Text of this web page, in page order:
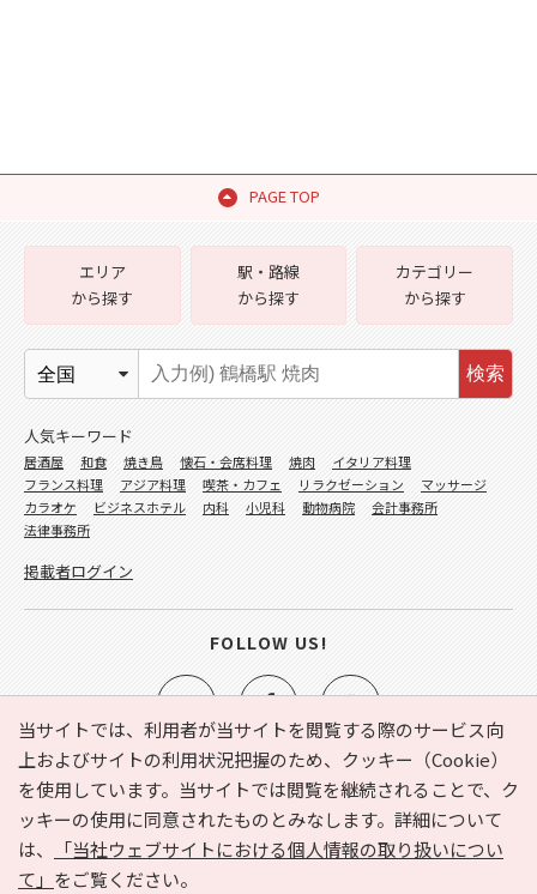
PAGE TOP
当サイトでは、利用者が当サイトを閲覧する際のサービス向
上およびサイトの利用状況把握のため、クッキー（Cookie）
を使用しています。当サイトでは閲覧を継続されることで、ク
ッキーの使用に同意されたものとみなします。詳細について
は、
「当社ウェブサイトにおける個人情報の取り扱いについ
て」 をご覧ください。
e-NAVITA（イーナビタ）とは？ お気に入り
ヘルプ
利用規約
個人情報の取り扱いについて
運営会社
サイトマップ
広告掲載に関するお問い合わせ
エリア
から探す
駅・路線
から探す
カテゴリー
から探す
検索
人気キーワード
居酒屋 和食 焼き鳥 懐石・会席料理 焼肉
イタリア料理
フランス料理
アジア料理 喫茶・カフェ リラクゼーション
マッサージ
カラオケ
ビジネスホテル 内科 小児科 動物病院
会計事務所
法律事務所
掲載者ログイン
FOLLOW US!